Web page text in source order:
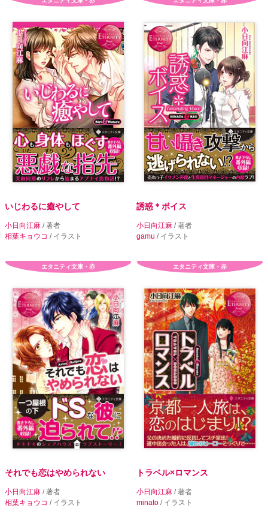
いじわるに癒やして
小日向江麻 / 著者
相葉キョウコ / イラスト
誘惑＊ボイス
小日向江麻 / 著者
gamu / イラスト
エタニティ文庫・赤
それでも恋はやめられない
小日向江麻 / 著者
相葉キョウコ / イラスト
エタニティ文庫・赤
トラベル×ロマンス
小日向江麻 / 著者
minato / イラスト